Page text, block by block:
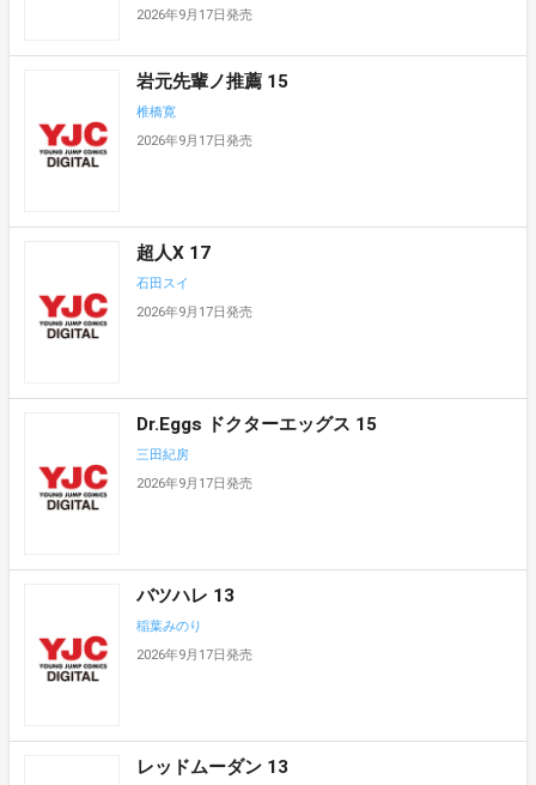
2026年9月17日発売
岩元先輩ノ推薦 15
椎橋寛
2026年9月17日発売
超人X 17
石田スイ
2026年9月17日発売
Dr.Eggs ドクターエッグス 15
三田紀房
2026年9月17日発売
バツハレ 13
稲葉みのり
2026年9月17日発売
レッドムーダン 13